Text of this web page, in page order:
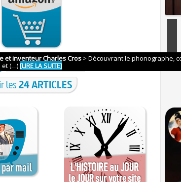
les24 ARTICLES